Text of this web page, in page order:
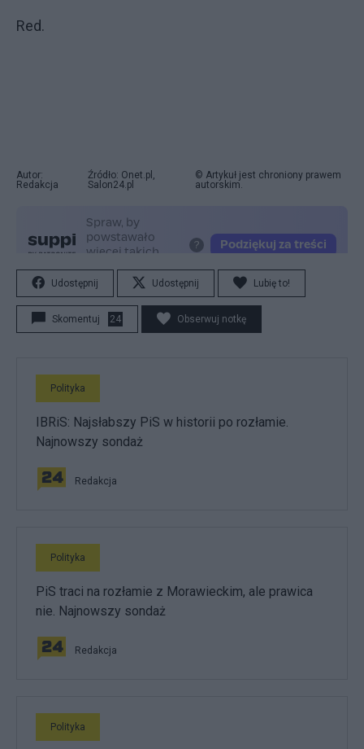
Red.
Autor:
Redakcja
Źródło: Onet.pl,
Salon24.pl
© Artykuł jest chroniony prawem
autorskim.
Udostępnij Udostępnij Lubię to!
Skomentuj 24 Obserwuj notkę
Polityka
IBRiS: Najsłabszy PiS w historii po rozłamie.
Najnowszy sondaż
Redakcja
Polityka
PiS traci na rozłamie z Morawieckim, ale prawica
nie. Najnowszy sondaż
Redakcja
Polityka